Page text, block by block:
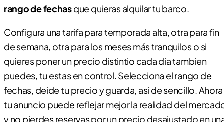
rango de fechasque quieras alquilar tu barco.
Configura una tarifa para temporada alta, otra para fin
de semana, otra para los meses más tranquilos o si
quieres poner un precio distintio cada dia tambien
puedes, tu estas en control. Selecciona el rango de
fechas, deide tu precio y guarda, asi de sencillo. Ahora
tu anuncio puede reflejar mejor la realidad del
y no pierdes reservas por un precio desajustado en